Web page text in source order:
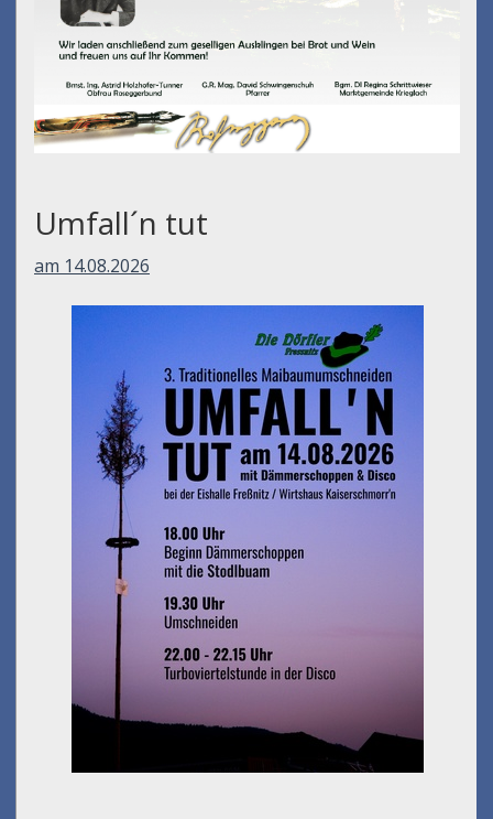
Umfall´n tut
am 14.08.2026